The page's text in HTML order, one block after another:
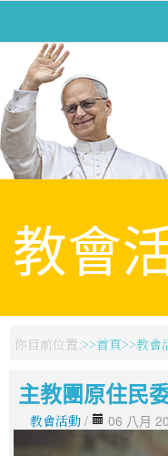
教會
你目前位置: 首頁 教會
主教團原住民
教會活動 / 06 八月